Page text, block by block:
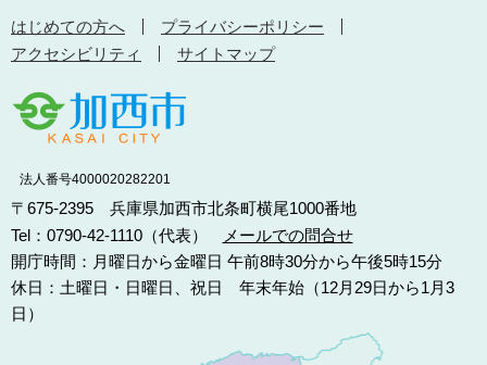
はじめての方へ
プライバシーポリシー
アクセシビリティ
サイトマップ
法人番号4000020282201
〒675-2395 兵庫県加西市北条町横尾1000番地
Tel：0790-42-1110（代表）
メールでの問合せ
開庁時間：月曜日から金曜日 午前8時30分から午後5時15分
休日：土曜日・日曜日、祝日 年末年始（12月29日から1月3
日）